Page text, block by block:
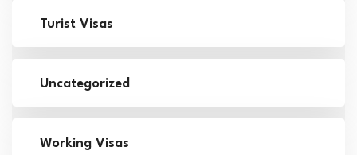
Turist Visas
Uncategorized
Working Visas